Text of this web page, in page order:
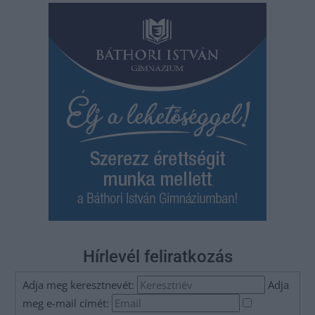
Hírlevél feliratkozás
Adja meg keresztnevét:
Adja
meg e-mail címét: